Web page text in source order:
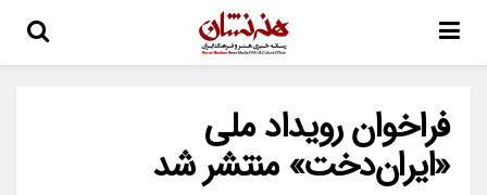
فراخوان رویداد ملی
«ایران‌دخت» منتشر شد